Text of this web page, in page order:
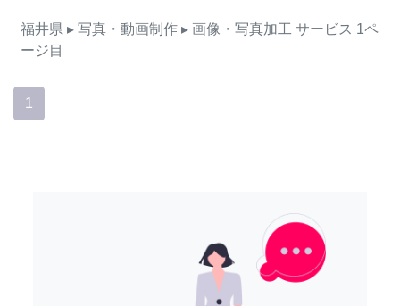
福井県 ▸ 写真・動画制作 ▸ 画像・写真加工 サービス 1ペ
ージ目
1